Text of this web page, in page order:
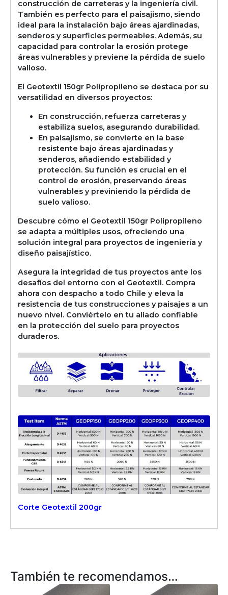
construcción de carreteras y la ingeniería civil.
También es perfecto para el paisajismo, siendo
ideal para la instalación bajo áreas ajardinadas,
senderos y superficies permeables. Además, su
capacidad para controlar la erosión protege
áreas vulnerables y previene la pérdida de suelo
valioso.
El Geotextil 150gr Polipropileno se destaca por su
versatilidad en diversos proyectos:
En construcción, refuerza carreteras y
estabiliza suelos, asegurando durabilidad.
En paisajismo, se convierte en la base
resistente bajo áreas ajardinadas y
senderos, añadiendo estabilidad y
protección. Su función es crucial en el
control de erosión, preservando áreas
vulnerables y previniendo la pérdida de
suelo valioso.
Descubre cómo el Geotextil 150gr Polipropileno
se adapta a múltiples usos, ofreciendo una
solución integral para proyectos de ingeniería y
diseño paisajístico.
Asegura la integridad de tus proyectos ante los
desafíos del entorno con el Geotextil. Compra
ahora con despacho a todo Chile y eleva la
resistencia de tus construcciones y paisajes a un
nuevo nivel. Conviértelo en tu aliado confiable
en la protección del suelo para proyectos
duraderos.
Corte Geotextil 200gr
También te recomendamos…